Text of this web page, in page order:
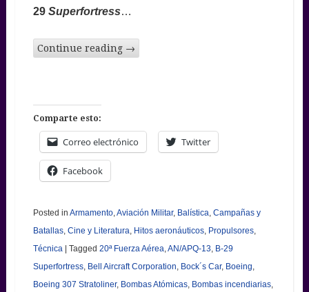
29 Superfortress…
Continue reading →
Comparte esto:
Correo electrónico Twitter
Facebook
Posted in Armamento, Aviación Militar, Balística Campañas y
Batallas, Cine y Literatura Hitos aeronáuticos, Propulsores,
Técnica | Tagged 20ª Fuerza Aérea AN/APQ-13 B-29
Superfortress, Bell Aircraft Corporation Bock´s Car, Boeing
Boeing 307 Stratoliner, Bombas Atómicas, Bombas incendiarias,